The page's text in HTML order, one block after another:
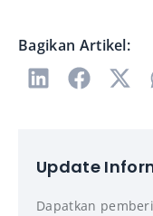
Bagikan Artikel:
Update
Dapatkan